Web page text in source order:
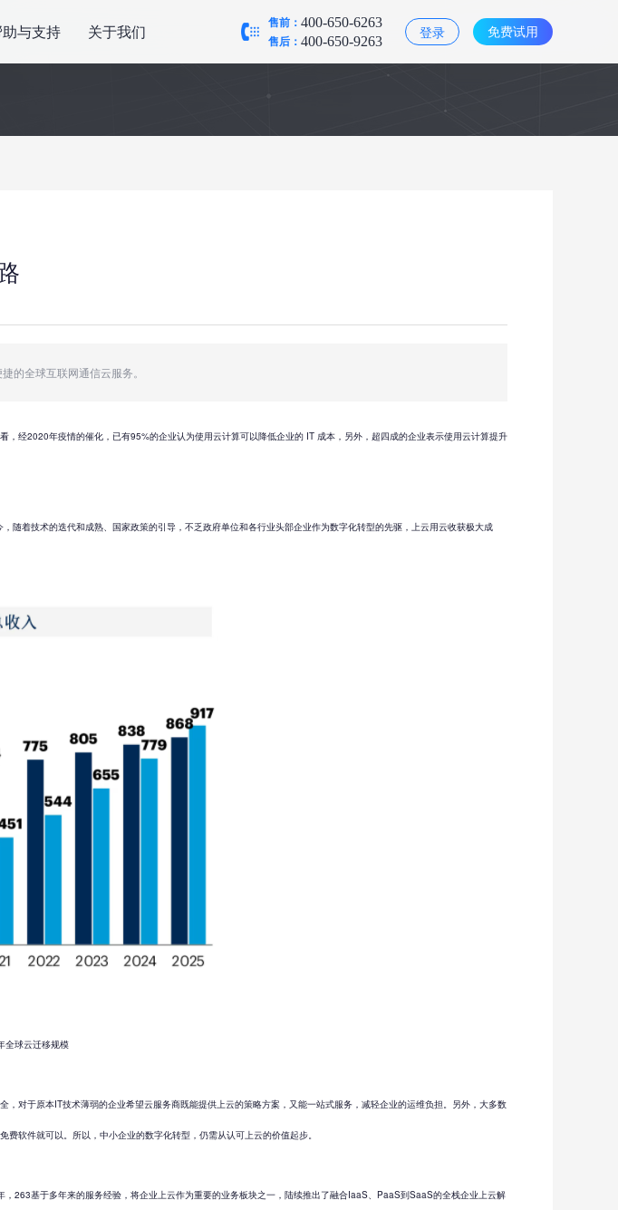
与支持 关于我们 售前： 400-650-6263
售后： 400-650-9263
免费试用
登录
的全球互联网通信云服务。
经2020年疫情的催化，已有95%的企业认为使用云计算可以降低企业的 IT 成本，另外，超四成的企业表示使用云计算提升
着技术的迭代和成熟、国家政策的引导，不乏政府单位和各行业头部企业作为数字化转型的先驱，上云用云收获极大成
全球云迁移规模
对于原本IT技术薄弱的企业希望云服务商既能提供上云的策略方案，又能一站式服务，减轻企业的运维负担。另外，大多数
软件就可以。所以，中小企业的数字化转型，仍需从认可上云的价值起步。
263基于多年来的服务经验，将企业上云作为重要的业务板块之一，陆续推出了融合IaaS、PaaS到SaaS的全栈企业上云解